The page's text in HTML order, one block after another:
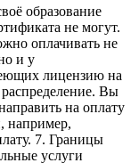
образование
не могут.
оплачивать не
и у
лицензию на
распределение. Вы
на оплату
например,
7. Границы
услуги